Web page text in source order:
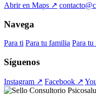
Abrir en Maps ↗
Navega
Para ti Para tu familia Para tu
Síguenos
Instagram ↗ Facebook ↗